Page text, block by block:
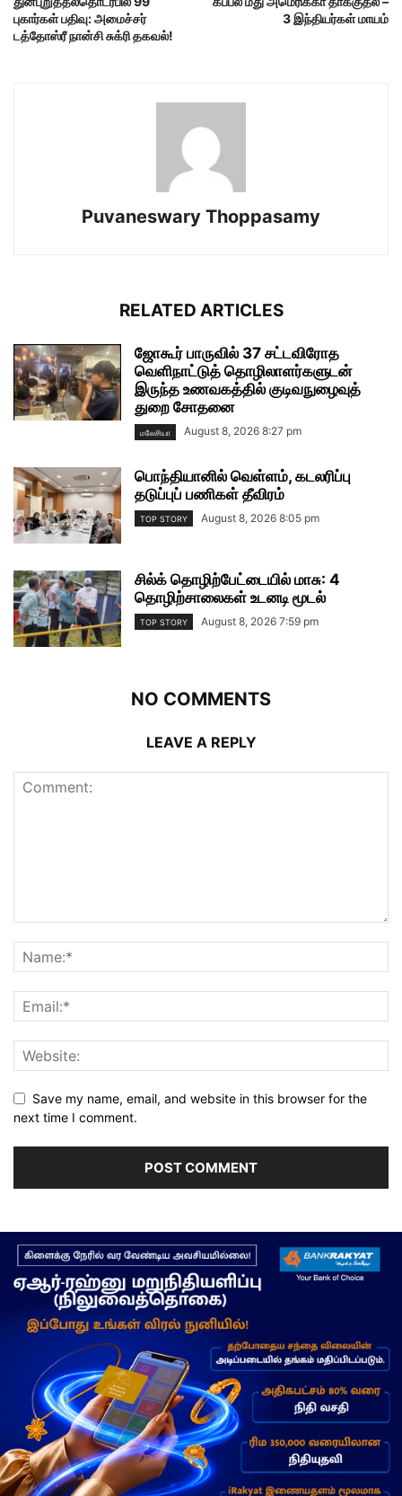
புகார்கள் பதிவு: அமைச்சர்
டத்தோஸ்ரீ நான்சி சுக்ரி தகவல்!
3 இந்தியர்கள் மாயம்
Puvaneswary Thoppasamy
RELATED ARTICLES
ஜோகூர் பாருவில் 37 சட்டவிரோத
வெளிநாட்டுத் தொழிலாளர்களுடன்
இருந்த உணவகத்தில் குடிவநுழைவுத்
துறை சோதனை
மலேசியா August 8, 2026 8:27 pm
பொந்தியானில் வெள்ளம், கடலரிப்பு
தடுப்புப் பணிகள் தீவிரம்
TOP STORY August 8, 2026 8:05 pm
சில்க் தொழிற்பேட்டையில் மாசு: 4
தொழிற்சாலைகள் உடனடி மூடல்
TOP STORY August 8, 2026 7:59 pm
NO COMMENTS
LEAVE A REPLY
Save my name, email, and website in this browser for the
next time I comment.